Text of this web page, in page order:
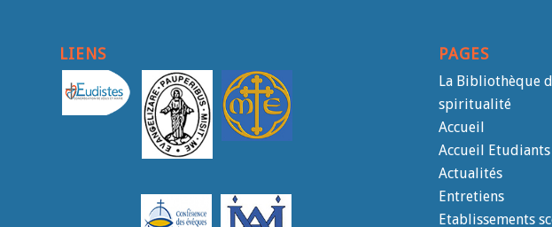
LIENS PAGES
La Bibliothèque
spiritualité
Accueil
Accueil Etudiants
Actualités
Entretiens
Etablissements